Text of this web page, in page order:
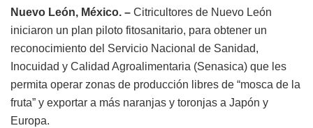
Nuevo León, México. – Citricultores de Nuevo León
iniciaron un plan piloto fitosanitario, para obtener un
reconocimiento del Servicio Nacional de Sanidad,
Inocuidad y Calidad Agroalimentaria (Senasica) que les
permita operar zonas de producción libres de “mosca de la
fruta” y exportar a más naranjas y toronjas a Japón y
Europa.